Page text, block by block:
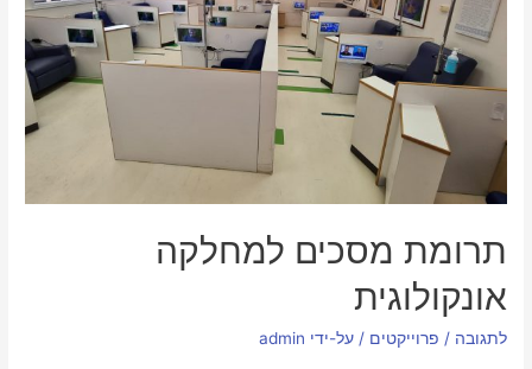
תרומת מסכים למחלקה
אונקולוגית
לתגובה / פרוייקטים / על-ידי admin